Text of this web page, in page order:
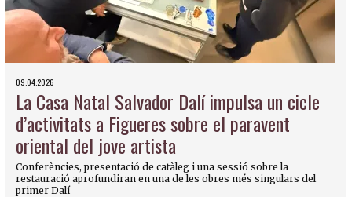
09.04.2026
La Casa Natal Salvador Dalí impulsa un cicle
d’activitats a Figueres sobre el paravent
oriental del jove artista
Conferències, presentació de catàleg i una sessió sobre la
restauració aprofundiran en una de les obres més singulars del
primer Dalí